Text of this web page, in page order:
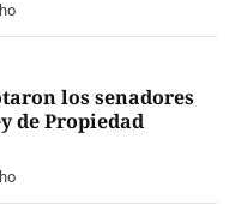
los senadores
de Propiedad